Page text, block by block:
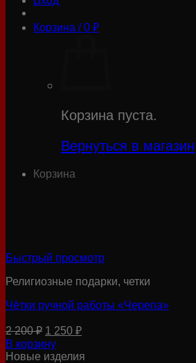
Корзина /0 ₽
Корзина пуста.
Вернуться в магазин
Корзина
Быстрый просмотр
Религиозные подарки, четки
Чётки ручной работы «Черепа»
2 200₽ Первоначальная
цена
составляла
1 250 ₽Текущая
1
В корзину
Новые изделия